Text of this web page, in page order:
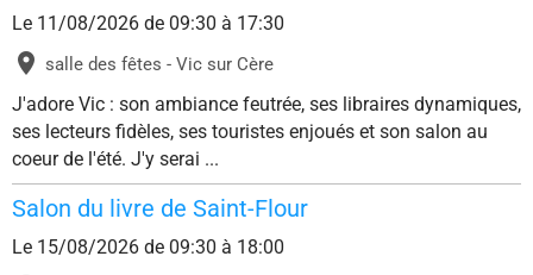
Le 11/08/2026 de 09:30 à 17:30
salle des fêtes - Vic sur Cère
J'adore Vic : son ambiance feutrée, ses libraires dynamiques,
ses lecteurs fidèles, ses touristes enjoués et son salon au
coeur de l'été. J'y serai ...
Salon du livre de Saint-Flour
Le 15/08/2026 de 09:30 à 18:00